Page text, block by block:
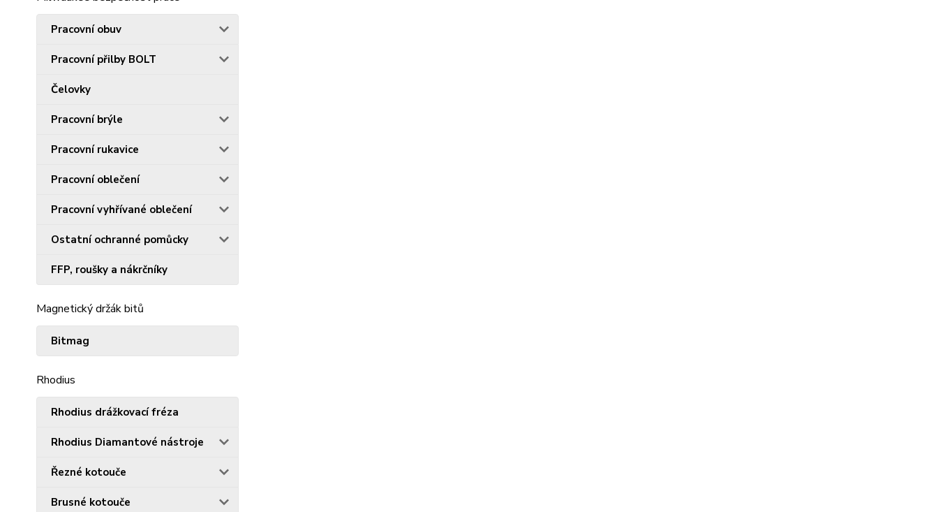
Pracovní obuv
Pracovní přilby BOLT
Čelovky
Pracovní brýle
Pracovní rukavice
Pracovní oblečení
Pracovní vyhřívané oblečení
Ostatní ochranné pomůcky
FFP, roušky a nákrčníky
Magnetický držák bitů
Bitmag
Rhodius
Rhodius drážkovací fréza
Rhodius Diamantové nástroje
Řezné kotouče
Brusné kotouče